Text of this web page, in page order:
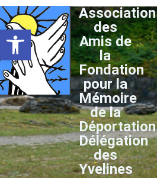
Ouvrir la barre d’outils
Association
des
Amis de
la
Fondation
pour la
Mémoire
de la
Déportation
Délégation
des
Yvelines